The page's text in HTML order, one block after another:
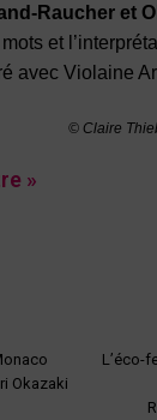
Raucher et
et
avec Violaine
© Claire
»
Okazaki
L’éco-